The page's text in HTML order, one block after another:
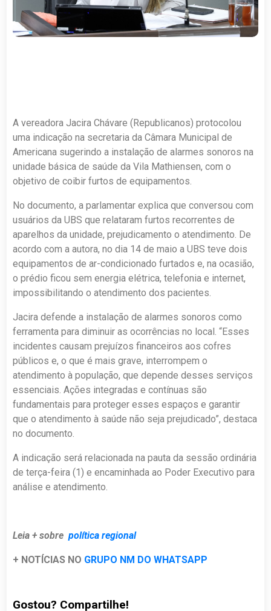
A vereadora Jacira Chávare (Republicanos) protocolou
uma indicação na secretaria da Câmara Municipal de
Americana sugerindo a instalação de alarmes sonoros na
unidade básica de saúde da Vila Mathiensen, com o
objetivo de coibir furtos de equipamentos.
No documento, a parlamentar explica que conversou com
usuários da UBS que relataram furtos recorrentes de
aparelhos da unidade, prejudicamento o atendimento. De
acordo com a autora, no dia 14 de maio a UBS teve dois
equipamentos de ar-condicionado furtados e, na ocasião,
o prédio ficou sem energia elétrica, telefonia e internet,
impossibilitando o atendimento dos pacientes.
Jacira defende a instalação de alarmes sonoros como
ferramenta para diminuir as ocorrências no local. “Esses
incidentes causam prejuízos financeiros aos cofres
públicos e, o que é mais grave, interrompem o
atendimento à população, que depende desses serviços
essenciais. Ações integradas e contínuas são
fundamentais para proteger esses espaços e garantir
que o atendimento à saúde não seja prejudicado”, destaca
no documento.
A indicação será relacionada na pauta da sessão ordinária
de terça-feira (1) e encaminhada ao Poder Executivo para
análise e atendimento.
Leia + sobre política regional
+ NOTÍCIAS NO GRUPO NM DO WHATSAPP
Gostou? Compartilhe!